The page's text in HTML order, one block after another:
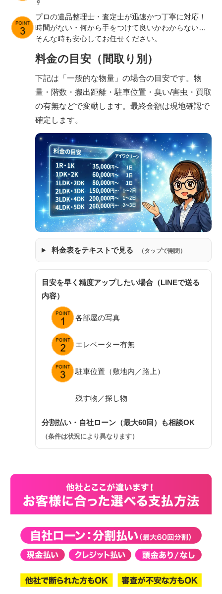
プロの遺品整理士・査定士が迅速かつ丁寧に対応！
時間がない・何から手をつけて良いかわからない…
そんな時も安心してお任せください。
料金の目安（間取り別）
下記は「一般的な物量」の場合の目安です。物
量・階数・搬出距離・駐車位置・臭い/害虫・買取
の有無などで変動します。最終金額は現地確認で
確定します。
料金表をテキストで見る （タップで開閉）
目安を早く精度アップしたい場合（LINEで送る
内容）
各部屋の写真
エレベーター有無
駐車位置（敷地内／路上）
残す物／探し物
分割払い・自社ローン（最大60回）も相談OK
（条件は状況により異なります）